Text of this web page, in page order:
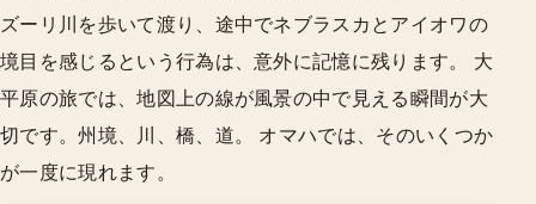
ズーリ川を歩いて渡り、途中でネブラスカとアイオワの
境目を感じるという行為は、意外に記憶に残ります。 大
平原の旅では、地図上の線が風景の中で見える瞬間が大
切です。州境、川、橋、道。 オマハでは、そのいくつか
が一度に現れます。